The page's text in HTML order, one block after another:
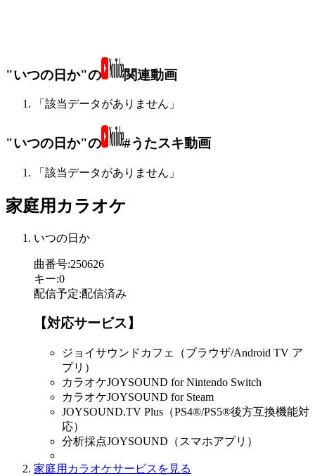
"いつの日か"の 関連動画
「該当データがありません」
"いつの日か"の #うたスキ動画
「該当データがありません」
家庭用カラオケ
いつの日か
曲番号:250626
キー:0
配信予定:配信済み
【対応サービス】
ジョイサウンドカフェ（ブラウザ/Android TV ア
プリ）
カラオケJOYSOUND for Nintendo Switch
カラオケJOYSOUND for Steam
JOYSOUND.TV Plus（PS4®/PS5®後方互換機能対
応）
分析採点JOYSOUND（スマホアプリ）
家庭用カラオケサービスを見る